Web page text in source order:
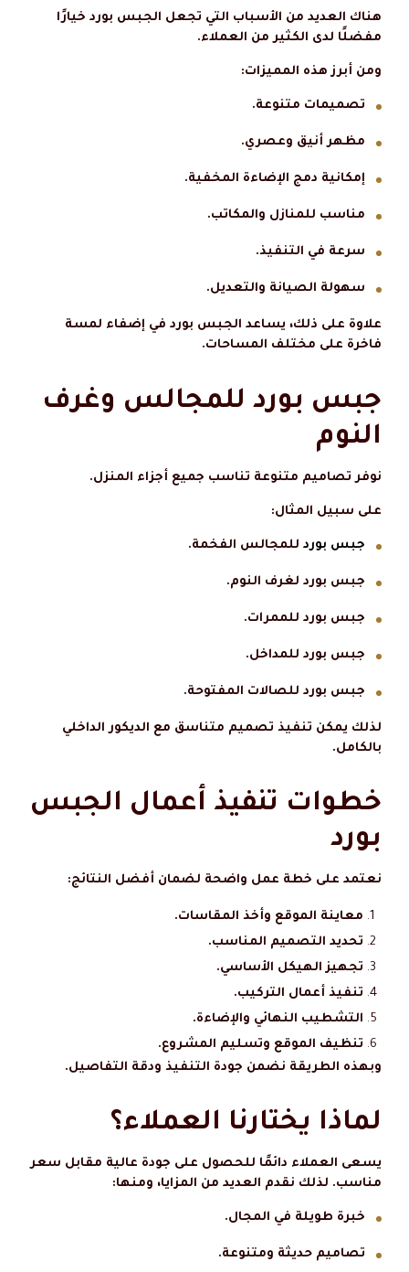
هناك العديد من الأسباب التي تجعل الجبس بورد خيارًا
مفضلًا لدى الكثير من العملاء.
ومن أبرز هذه المميزات:
تصميمات متنوعة.
مظهر أنيق وعصري.
إمكانية دمج الإضاءة المخفية.
مناسب للمنازل والمكاتب.
سرعة في التنفيذ.
سهولة الصيانة والتعديل.
علاوة على ذلك، يساعد الجبس بورد في إضفاء لمسة
فاخرة على مختلف المساحات.
جبس بورد للمجالس وغرف
النوم
نوفر تصاميم متنوعة تناسب جميع أجزاء المنزل.
على سبيل المثال:
جبس بورد للمجالس الفخمة.
جبس بورد لغرف النوم.
جبس بورد للممرات.
جبس بورد للمداخل.
جبس بورد للصالات المفتوحة.
لذلك يمكن تنفيذ تصميم متناسق مع الديكور الداخلي
بالكامل.
خطوات تنفيذ أعمال الجبس
بورد
نعتمد على خطة عمل واضحة لضمان أفضل النتائج:
معاينة الموقع وأخذ المقاسات.
تحديد التصميم المناسب.
تجهيز الهيكل الأساسي.
تنفيذ أعمال التركيب.
التشطيب النهائي والإضاءة.
تنظيف الموقع وتسليم المشروع.
وبهذه الطريقة نضمن جودة التنفيذ ودقة التفاصيل.
لماذا يختارنا العملاء؟
يسعى العملاء دائمًا للحصول على جودة عالية مقابل سعر
مناسب. لذلك نقدم العديد من المزايا، ومنها:
خبرة طويلة في المجال.
تصاميم حديثة ومتنوعة.